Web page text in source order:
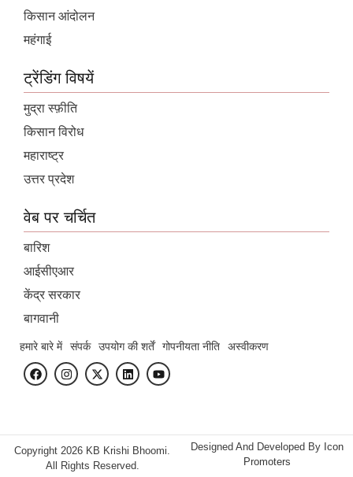
किसान आंदोलन
महंगाई
ट्रेंडिंग विषयें
मुद्रा स्फ़ीति
किसान विरोध
महाराष्ट्र
उत्तर प्रदेश
वेब पर चर्चित
बारिश
आईसीएआर
केंद्र सरकार
बागवानी
हमारे बारे में संपर्क उपयोग की शर्तें गोपनीयता नीति अस्वीकरण
Copyright 2026 KB Krishi Bhoomi.
All Rights Reserved.
Designed And Developed By Icon
Promoters